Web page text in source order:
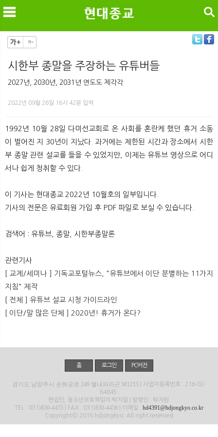
메
검색
시한부 종말을 주장하는 유튜버들
2027년, 2030년, 2031년 연도도 제각각
2022년 09월 26일 16시 42분 입력
1992년 10월 28일 다미선교회로 온 사회를 혼란케 했던 휴거 소동
이 벌어진 지 30년이 지났다. 과거에는 제한된 시간과 장소에서 시한
부 종말 관련 설교를 들을 수 있었지만, 이제는 유튜브 영상으로 어디
서나 쉽게 청취할 수 있다.
이 기사는 현대종교 2022년 10월호의 일부입니다.
기사의 전문은 유료회원 가입 후 PDF 파일로 보실 수 있습니다.
검색어 : 유튜브, 종말, 시한부종말론
관련기사
[ 교계/세미나 ] 기독교포털뉴스, "유튜브에서 이단 분별하는 11가지
지침" 제작
[ 전체 ] 유튜브 설교 시청 가이드라인
[ 이단/말 많은 단체 ] 2020년! 휴거가 온다?
홈 로그인 PC버전
경기도 남양주시 순화궁로 249 별내파라곤 M1215 | 사업자등록번호 : 216-02-
64845
편집인, 청소년보호책임자:탁지일 | 발행인 : 탁지원
TEL : 031)830-4455 | FAX : 031)830-4458 | 이메일 : hd4391@hdjongkyo.co.kr
Copyrightⓒ 2016 hdjongkyo. All right reserved